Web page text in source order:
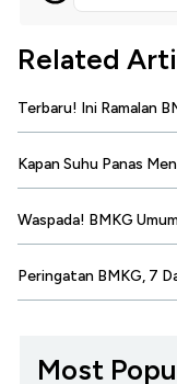
Related
Terbaru! Ini Ramalan
Kapan Suhu Panas
Waspada! BMKG
Peringatan BMKG, 7
Most